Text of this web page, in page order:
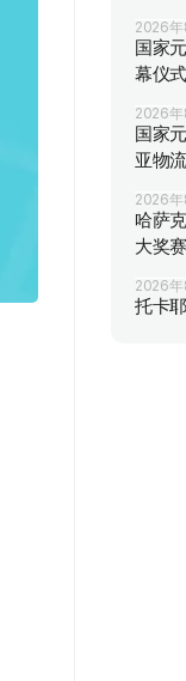
2026年
国家
幕仪式
2026年
国家
亚物
2026年
哈萨
大奖
2026年
托卡